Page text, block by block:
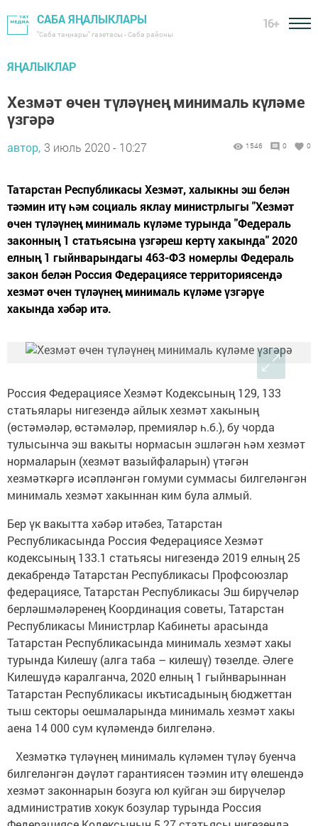
САБА ЯҢАЛЫКЛАРЫ
"Саба таңнары" газетасы - Саба районы
16+
ЯҢАЛЫКЛАР
Хезмәт өчен түләүнең минималь күләме
үзгәрә
автор, 3 июль 2020 - 10:27 1546 0 0
Татарстан Республикасы Хезмәт, халыкны эш белән
тәэмин итү һәм социаль яклау министрлыгы "Хезмәт
өчен түләүнең минималь күләме турында "Федераль
законның 1 статьясына үзгәреш кертү хакында" 2020
елның 1 гыйнварындагы 463-ФЗ номерлы Федераль
закон белән Россия Федерациясе территориясендә
хезмәт өчен түләүнең минималь күләме үзгәрүе
хакында хәбәр итә.
Россия Федерациясе Хезмәт Кодексының 129, 133
статьялары нигезендә айлык хезмәт хакының
(өстәмәләр, өстәмәләр, премияләр һ.б.), бу чорда
тулысынча эш вакыты нормасын эшләгән һәм хезмәт
нормаларын (хезмәт вазыйфаларын) үтәгән
хезмәткәргә исәпләнгән гомуми суммасы билгеләнгән
минималь хезмәт хакыннан ким була алмый.
Бер үк вакытта хәбәр итәбез, Татарстан
Республикасында Россия Федерациясе Хезмәт
кодексының 133.1 статьясы нигезендә 2019 елның 25
декабрендә Татарстан Республикасы Профсоюзлар
федерациясе, Татарстан Республикасы Эш бирүчеләр
берләшмәләренең Координация советы, Татарстан
Республикасы Министрлар Кабинеты арасында
Татарстан Республикасында минималь хезмәт хакы
турында Килешү (алга таба – килешү) төзелде. Әлеге
Килешүдә каралганча, 2020 елның 1 гыйнварыннан
Татарстан Республикасы икътисадының бюджеттан
тыш секторы оешмаларында минималь хезмәт хакы
аена 14 000 сум күләмендә билгеләнә.
Хезмәткә түләүнең минималь күләмен түләү буенча
билгеләнгән дәүләт гарантиясен тәэмин итү өлешендә
хезмәт законнарын бозуга юл куйган эш бирүчеләр
административ хокук бозулар турында Россия